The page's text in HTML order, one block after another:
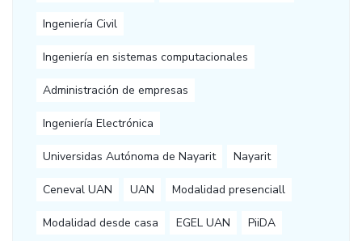
Ingeniería Civil
Ingeniería en sistemas computacionales
Administración de empresas
Ingeniería Electrónica
Universidas Autónoma de Nayarit Nayarit
Ceneval UAN UAN Modalidad presenciall
Modalidad desde casa EGEL UAN PiiDA